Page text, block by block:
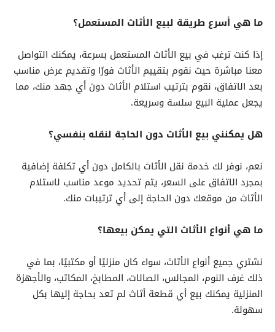
ما هي أسرع طريقة لبيع الأثاث المستعمل؟
إذا كنت ترغب في بيع الأثاث المستعمل بسرعة، يمكنك التواصل
معنا مباشرة حيث نقوم بتقييم الأثاث فورًا وتقديم عرض مناسب
بعد الاتفاق، نقوم بترتيب استلام الأثاث دون أي جهد منك، مما
يجعل عملية البيع سلسة وسريعة.
هل يمكنني بيع الأثاث دون الحاجة لنقله بنفسي؟
نعم، نوفر لك خدمة نقل الأثاث بالكامل دون أي تكلفة إضافية
بمجرد الاتفاق على السعر، يتم تحديد موعد مناسب لاستلام
الأثاث من موقعك دون الحاجة إلى أي ترتيبات منك.
ما هي أنواع الأثاث التي يمكن بيعها؟
نشتري جميع أنواع الأثاث، سواء كان منزليًا أو مكتبيًا، بما في
ذلك غرف النوم، المجالس، الصالات، المطابخ، المكاتب، والأجهزة
المنزلية يمكنك بيع أي قطعة أثاث لم تعد بحاجة إليها بكل
سهولة.